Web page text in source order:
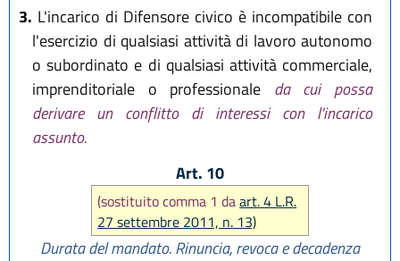
3. L'incarico di Difensore civico è incompatibile con
l'esercizio di qualsiasi attività di lavoro autonomo
o subordinato e di qualsiasi attività commerciale,
imprenditoriale o professionale da cui possa
derivare un conflitto di interessi con l'incarico
assunto.
Art. 10
(sostituito comma 1 daart. 4 L.R.
27 settembre 2011, n. 13)
Durata del mandato. Rinuncia, revoca e decadenza